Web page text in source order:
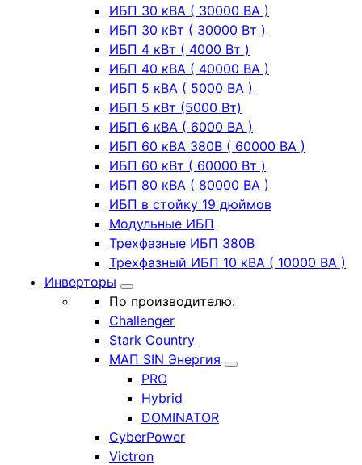
ИБП 30 кВА ( 30000 ВА )
ИБП 30 кВт ( 30000 Вт )
ИБП 4 кВт ( 4000 Вт )
ИБП 40 кВА ( 40000 ВА )
ИБП 5 кВА ( 5000 ВА )
ИБП 5 кВт (5000 Вт)
ИБП 6 кВА ( 6000 ВА )
ИБП 60 кВА 380В ( 60000 ВА )
ИБП 60 кВт ( 60000 Вт )
ИБП 80 кВА ( 80000 ВА )
ИБП в стойку 19 дюймов
Модульные ИБП
Трехфазные ИБП 380В
Трехфазный ИБП 10 кВА ( 10000 ВА )
Инверторы
По производителю:
Challenger
Stark Country
МАП SIN Энергия
PRO
Hybrid
DOMINATOR
CyberPower
Victron